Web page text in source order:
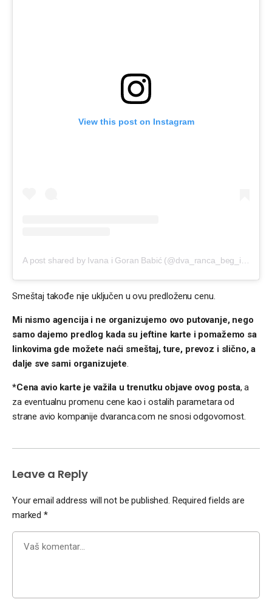
View this post on Instagram
Smeštaj takođe nije uključen u ovu predloženu cenu.
Mi nismo agencija i ne organizujemo ovo putovanje, nego
samo dajemo predlog kada su jeftine karte i pomažemo sa
linkovima gde možete naći smeštaj, ture, prevoz i slično, a
dalje sve sami organizujete.
*Cena avio karte je važila u trenutku objave ovog posta, a
za eventualnu promenu cene kao i ostalih parametara od
strane avio kompanije dvaranca.com ne snosi odgovornost.
Leave a Reply
Your email address will not be published. Required fields are
marked *